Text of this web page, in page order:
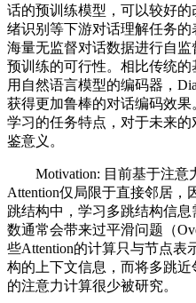
话的预训练模型，可以较好
绪识别等下游对话理解任务的
海量无监督对话数据进行自
预训练的可行性。相比传统
用自然语言模型的编码器，
获得更加鲁棒的对话编码效
学习的任务特点，对于未来
鉴意义。
Motivation: 目前基于注意
Attention仅局限于直接邻居
跳结构中，学习多跳结构信
数通常会带来过平滑问题（
些Attention的计算只与节点表
构的上下文信息，而将多跳
的注意力计算很少被研究。